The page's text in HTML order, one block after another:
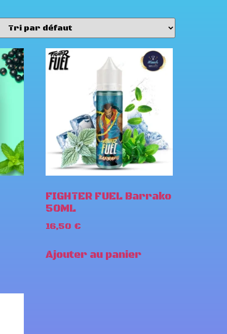
FIGHTER FUEL Barrako
50ML
16,50 €
Ajouter au panier